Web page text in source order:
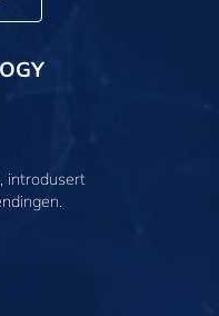
introdusert